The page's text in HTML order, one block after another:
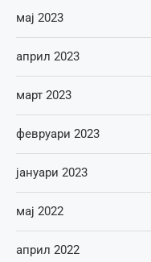
мај 2023
април 2023
март 2023
февруари 2023
јануари 2023
мај 2022
април 2022